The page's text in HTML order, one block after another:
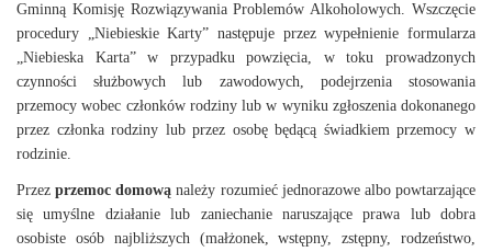
Gminną Komisję Rozwiązywania Problemów Alkoholowych. Wszczęcie
procedury „Niebieskie Karty” następuje przez wypełnienie formularza
„Niebieska Karta” w przypadku powzięcia, w toku prowadzonych
czynności służbowych lub zawodowych, podejrzenia stosowania
przemocy wobec członków rodziny lub w wyniku zgłoszenia dokonanego
przez członka rodziny lub przez osobę będącą świadkiem przemocy w
rodzinie.
Przezprzemoc domową należy rozumieć jednorazowe albo powtarzające
się umyślne działanie lub zaniechanie naruszające prawa lub dobra
osobiste osób najbliższych (małżonek, wstępny, zstępny, rodzeństwo,